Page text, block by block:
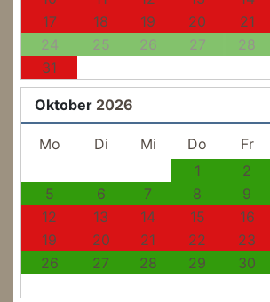
17
18 19 20 21
24
25 26 27 28
31
Oktober 2026
Mo Di Mi Do Fr
1
2
5
6 7 8 9
12
13 14 15 16
19
20 21 22 23
26
27 28 29 30